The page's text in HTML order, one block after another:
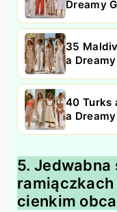
Dreamy
35
a
40 Turks
a
5. Jedwabna
ramiączkach
cienkim